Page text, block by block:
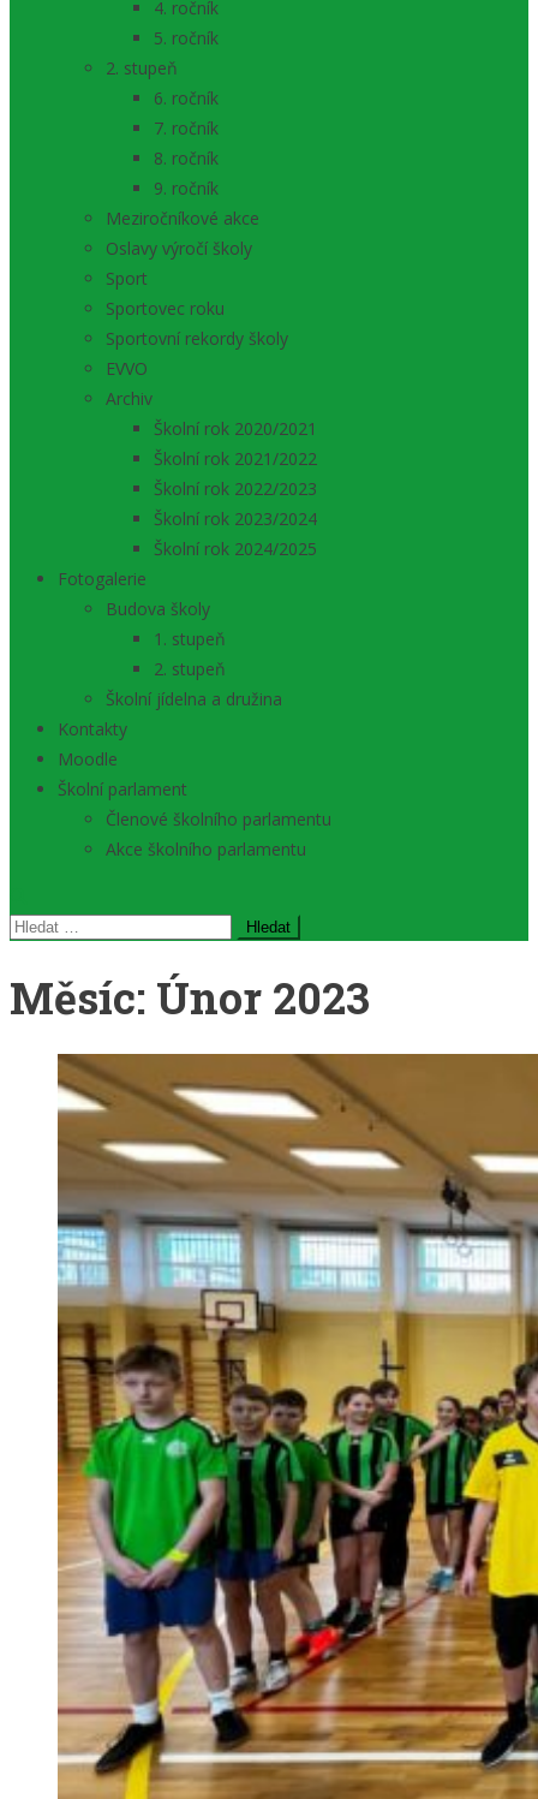
4. ročník
5. ročník
2. stupeň
6. ročník
7. ročník
8. ročník
9. ročník
Meziročníkové akce
Oslavy výročí školy
Sport
Sportovec roku
Sportovní rekordy školy
EVVO
Archiv
Školní rok 2020/2021
Školní rok 2021/2022
Školní rok 2022/2023
Školní rok 2023/2024
Školní rok 2024/2025
Fotogalerie
Budova školy
1. stupeň
2. stupeň
Školní jídelna a družina
Kontakty
Moodle
Školní parlament
Členové školního parlamentu
Akce školního parlamentu
Vyhledávání
Měsíc: Únor 2023